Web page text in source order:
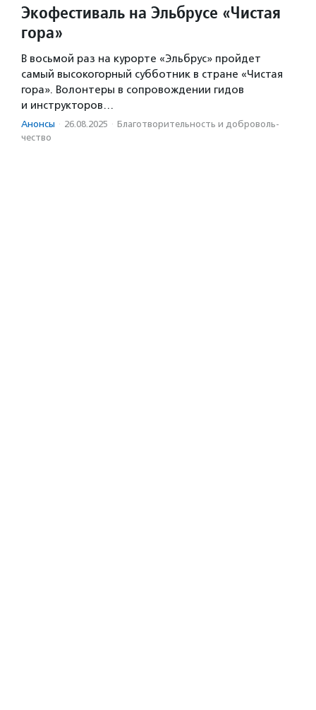
Экофестиваль на Эльбрусе «Чистая
гора»
В восьмой раз на курорте «Эльбрус» пройдет
самый высокогорный субботник в стране «Чистая
гора». Волонтеры в сопровождении гидов
и инструкторов…
Анонсы · 26.08.2025 · Благотвори­тель­ность и доброволь­
чест­во